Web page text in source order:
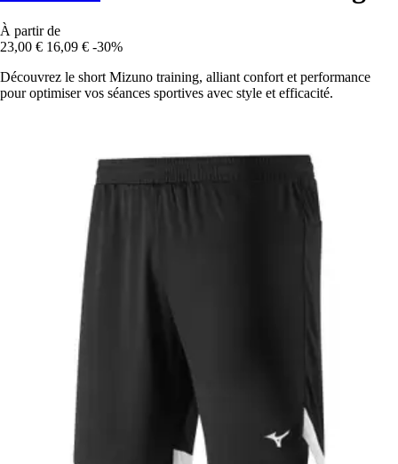
À partir de
23,00 € 16,09 € -30%
Découvrez le short Mizuno training, alliant confort et performance
pour optimiser vos séances sportives avec style et efficacité.